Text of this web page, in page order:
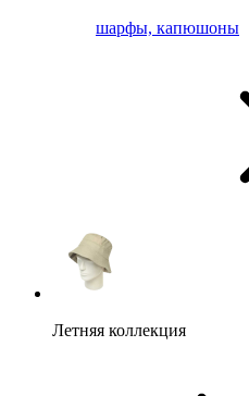
шарфы, капюшоны
Летняя коллекция